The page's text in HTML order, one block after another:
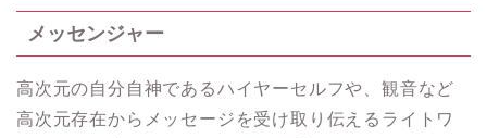
メッセンジャー
高次元の自分自神であるハイヤーセルフや、観音など
高次元存在からメッセージを受け取り伝えるライトワ